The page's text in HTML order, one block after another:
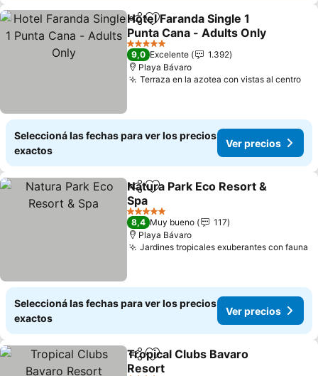
CompartirAñadir a favoritos
Hotel Faranda Single 1
Punta Cana - Adults Only
5 Estrellas
9,0 Excelente
1.392
Playa Bávaro
Terraza en la azotea con vistas al centro
Seleccioná las fechas para ver los precios
exactos
Ver precios
CompartirAñadir a favoritos
Natura Park Eco Resort &
Spa
5 Estrellas
8,4 Muy bueno
117
Playa Bávaro
Jardines tropicales exuberantes con fauna
Seleccioná las fechas para ver los precios
exactos
Ver precios
Compartir
Añadir a favoritos
Tropical Clubs Bavaro
Resort